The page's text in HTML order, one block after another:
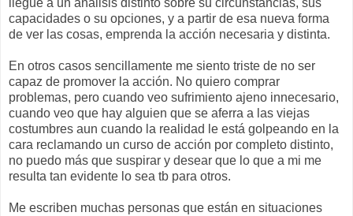
capacidades o su opciones, y a partir de esa nueva forma
de ver las cosas, emprenda la acción necesaria y distinta.
En otros casos sencillamente me siento triste de no ser
capaz de promover la acción. No quiero comprar
problemas, pero cuando veo sufrimiento ajeno innecesario,
cuando veo que hay alguien que se aferra a las viejas
costumbres aun cuando la realidad le está golpeando en la
cara reclamando un curso de acción por completo distinto,
no puedo más que suspirar y desear que lo que a mi me
resulta tan evidente lo sea tb para otros.
Me escriben muchas personas que están en situaciones